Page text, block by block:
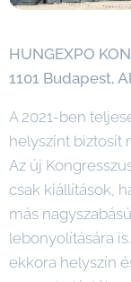
HUNGEXPO
1101 Budapest,
A 2021-ben
helyszínt biztosít
Az új
csak kiállítások,
más
lebonyolítására
ekkora helyszín